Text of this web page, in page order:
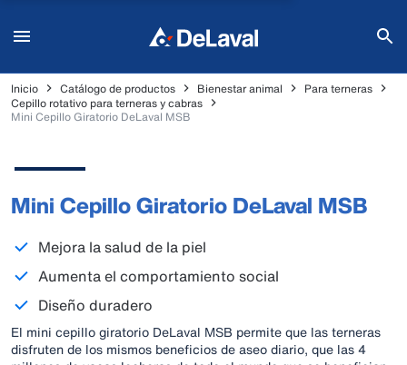
Inicio Catálogo de productos Bienestar animal
Para terneras
Cepillo rotativo para terneras y cabras
Mini Cepillo Giratorio DeLaval MSB
Mini Cepillo Giratorio DeLaval MSB
Mejora la salud de la piel
Aumenta el comportamiento social
Diseño duradero
El mini cepillo giratorio DeLaval MSB permite que las terneras
disfruten de los mismos beneficios de aseo diario, que las 4